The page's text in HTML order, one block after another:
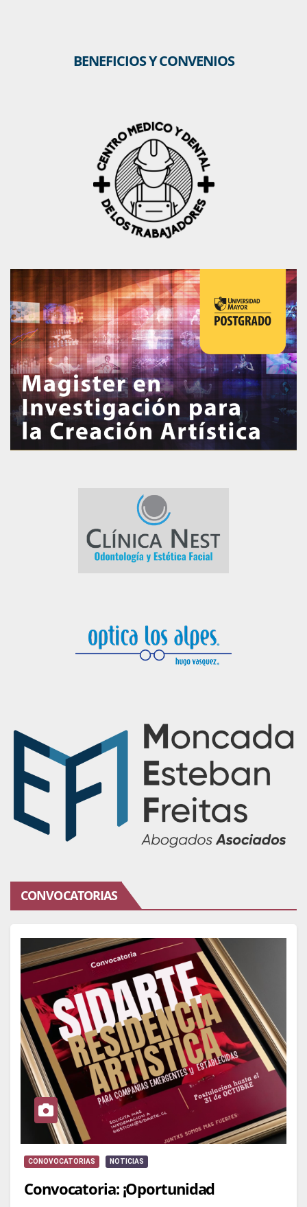
BENEFICIOS Y CONVENIOS
CONVOCATORIAS
CONOVOCATORIAS NOTICIAS
Convocatoria: ¡Oportunidad